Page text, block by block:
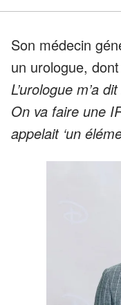
Son médecin
un urologue,
L’urologue m’a
On va faire une
appelait ‘un